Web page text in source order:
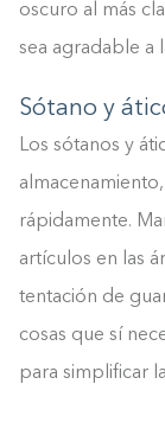
oscuro al más
sea agradable a
Sótano y
Los sótanos y
rápidamente.
artículos en las
tentación de
cosas que sí
para simplificar